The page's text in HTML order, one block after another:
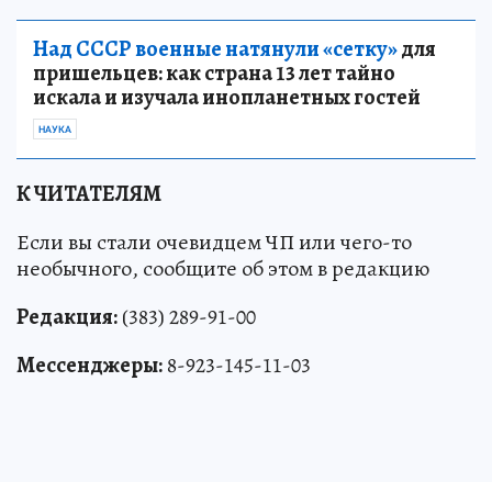
Над СССР военные натянули «сетку»для
пришельцев: как страна 13 лет тайно
искала и изучала инопланетных гостей
НАУКА
К ЧИТАТЕЛЯМ
Если вы стали очевидцем ЧП или чего-то
необычного, сообщите об этом в редакцию
Редакция:(383) 289-91-00
Мессенджеры:8-923-145-11-03